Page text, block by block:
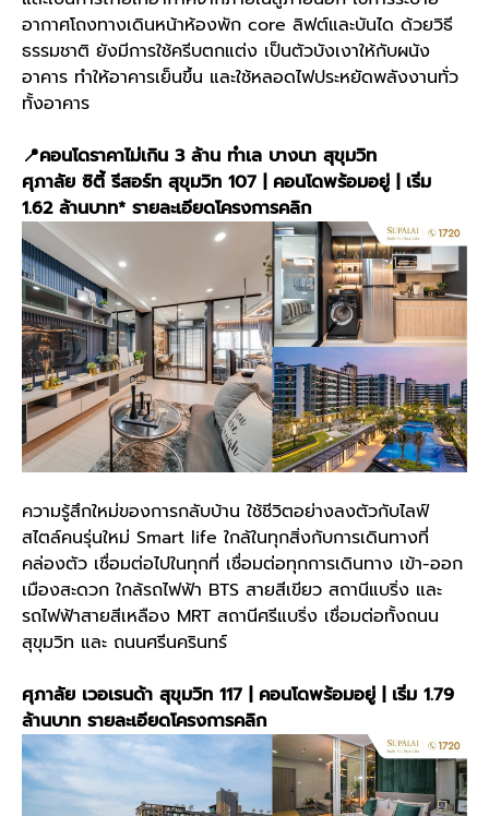
อากาศโถงทางเดินหน้าห้องพัก core ลิฟต์และบันได ด้วยวิธี
ธรรมชาติ ยังมีการใช้ครีบตกแต่ง เป็นตัวบังเงาให้กับผนัง
อาคาร ทำให้อาคารเย็นขึ้น และใช้หลอดไฟประหยัดพลังงานทั่ว
ทั้งอาคาร
📍คอนโดราคาไม่เกิน 3 ล้าน ทำเล บางนา สุขุมวิท
ศุภาลัย ซิตี้ รีสอร์ท สุขุมวิท 107 | คอนโดพร้อมอยู่ | เริ่ม
1.62 ล้านบาท* รายละเอียดโครงการคลิก
ความรู้สึกใหม่ของการกลับบ้าน ใช้ชีวิตอย่างลงตัวกับไลฟ์
สไตล์คนรุ่นใหม่ Smart life ใกล้ในทุกสิ่งกับการเดินทางที่
คล่องตัว เชื่อมต่อไปในทุกที่ เชื่อมต่อทุกการเดินทาง เข้า-ออก
เมืองสะดวก ใกล้รถไฟฟ้า BTS สายสีเขียว สถานีแบริ่ง และ
รถไฟฟ้าสายสีเหลือง MRT สถานีศรีแบริ่ง เชื่อมต่อทั้งถนน
สุขุมวิท และ ถนนศรีนครินทร์
ศุภาลัย เวอเรนด้า สุขุมวิท 117 | คอนโดพร้อมอยู่ | เริ่ม 1.79
ล้านบาท รายละเอียดโครงการคลิก